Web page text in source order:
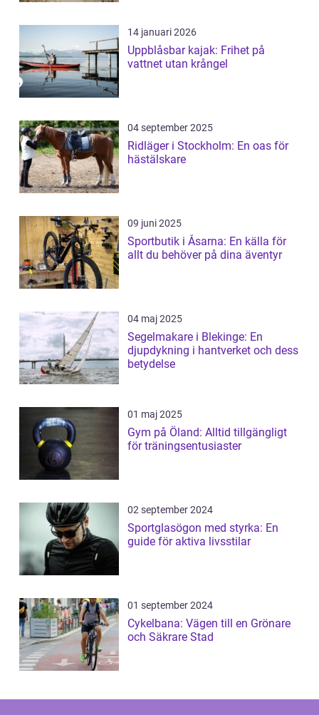
14 januari 2026
Uppblåsbar kajak: Frihet på
vattnet utan krångel
04 september 2025
Ridläger i Stockholm: En oas för
hästälskare
09 juni 2025
Sportbutik i Åsarna: En källa för
allt du behöver på dina äventyr
04 maj 2025
Segelmakare i Blekinge: En
djupdykning i hantverket och dess
betydelse
01 maj 2025
Gym på Öland: Alltid tillgängligt
för träningsentusiaster
02 september 2024
Sportglasögon med styrka: En
guide för aktiva livsstilar
01 september 2024
Cykelbana: Vägen till en Grönare
och Säkrare Stad